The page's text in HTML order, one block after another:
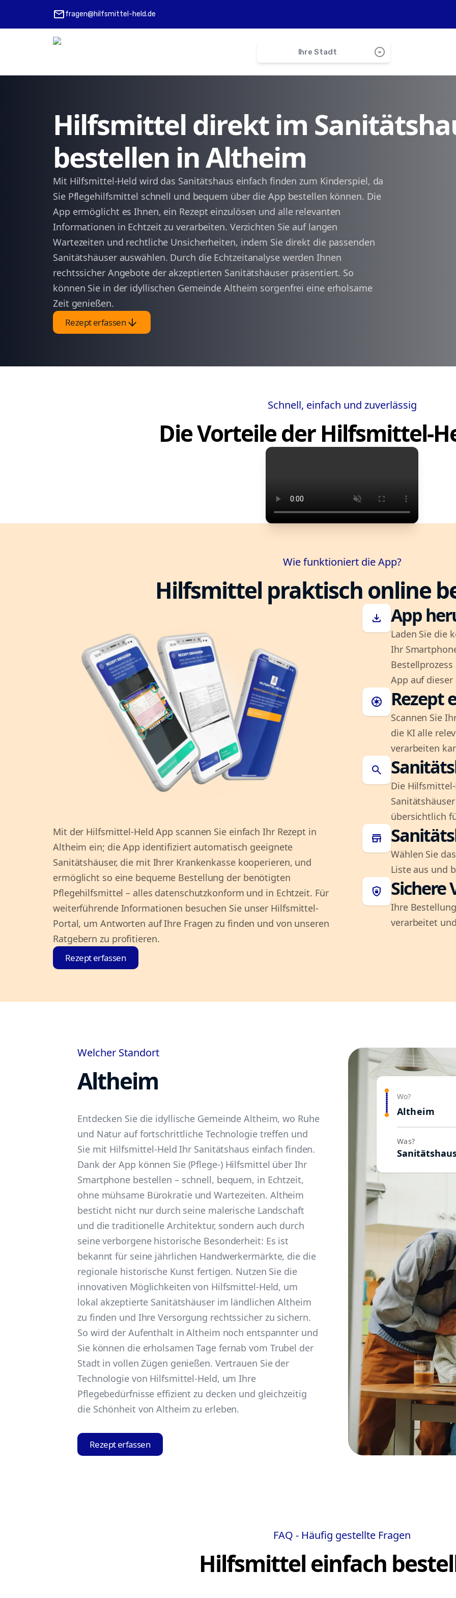
mailfragen@hilfsmittel-held.de
Ihre Stadt arrow_drop_down_circle
Neenstetten
Weidenstetten
Börslingen
Ballendorf
arrow_back 1
Hilfsmittel direkt im
bestellen in Altheim
Mit Hilfsmittel-Held wird das Sanitätshaus einfach finden zum Kinderspiel, da
Sie Pflegehilfsmittel schnell und bequem über die App bestellen können. Die
App ermöglicht es Ihnen, ein Rezept einzulösen und alle relevanten
Informationen in Echtzeit zu verarbeiten. Verzichten Sie auf langen
Wartezeiten und rechtliche Unsicherheiten, indem Sie direkt die passenden
Sanitätshäuser auswählen. Durch die Echtzeitanalyse werden Ihnen
rechtssicher Angebote der akzeptierten Sanitätshäuser präsentiert. So
können Sie in der idyllischen Gemeinde Altheim sorgenfrei eine erholsame
Zeit genießen.
Rezept erfassenarrow_downward
Schnell, einfach und zuverlässig
Die Vorteile der Hilfsmittel-
Wie funktioniert die App?
Hilfsmittel praktisch online
Mit der Hilfsmittel-Held App scannen Sie einfach Ihr Rezept in
Altheim ein; die App identifiziert automatisch geeignete
Sanitätshäuser, die mit Ihrer Krankenkasse kooperieren, und
ermöglicht so eine bequeme Bestellung der benötigten
Pflegehilfsmittel – alles datenschutzkonform und in Echtzeit. Für
weiterführende Informationen besuchen Sie unser Hilfsmittel-
Portal, um Antworten auf Ihre Fragen zu finden und von unseren
Ratgebern zu profitieren.
Rezept erfassen
download App
Laden Sie die
Ihr
App auf dieser
camera Rezept
Scannen Sie
die KI alle
verarbeiten
search
Die
übersichtlich
store
Wählen Sie
Liste aus und
shield_lock Sichere
Ihre
verarbeitet
Welcher Standort
Altheim
Entdecken Sie die idyllische Gemeinde Altheim, wo Ruhe
und Natur auf fortschrittliche Technologie treffen und
Sie mit Hilfsmittel-Held Ihr Sanitätshaus einfach finden.
Dank der App können Sie (Pflege-) Hilfsmittel über Ihr
Smartphone bestellen – schnell, bequem, in Echtzeit,
ohne mühsame Bürokratie und Wartezeiten. Altheim
besticht nicht nur durch seine malerische Landschaft
und die traditionelle Architektur, sondern auch durch
seine verborgene historische Besonderheit: Es ist
bekannt für seine jährlichen Handwerkermärkte, die die
regionale historische Kunst fertigen. Nutzen Sie die
innovativen Möglichkeiten von Hilfsmittel-Held, um
lokal akzeptierte Sanitätshäuser im ländlichen Altheim
zu finden und Ihre Versorgung rechtssicher zu sichern.
So wird der Aufenthalt in Altheim noch entspannter und
Sie können die erholsamen Tage fernab vom Trubel der
Stadt in vollen Zügen genießen. Vertrauen Sie der
Technologie von Hilfsmittel-Held, um Ihre
Pflegebedürfnisse effizient zu decken und gleichzeitig
die Schönheit von Altheim zu erleben.
Rezept erfassen
Wo?
Altheim
Was?
FAQ - Häufig gestellte Fragen
Hilfsmittel einfach